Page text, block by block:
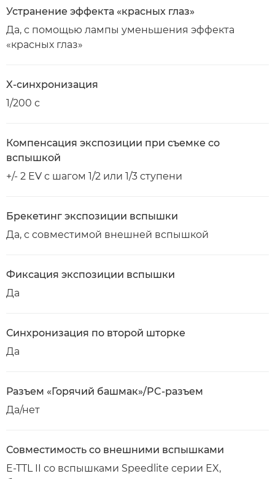
Устранение эффекта «красных глаз»
Да, с помощью лампы уменьшения эффекта
«красных глаз»
X-синхронизация
1/200 с
Компенсация экспозиции при съемке со
вспышкой
+/- 2 EV с шагом 1/2 или 1/3 ступени
Брекетинг экспозиции вспышки
Да, с совместимой внешней вспышкой
Фиксация экспозиции вспышки
Да
Синхронизация по второй шторке
Да
Разъем «Горячий башмак»/PC-разъем
Да/нет
Совместимость со внешними вспышками
E-TTL II со вспышками Speedlite серии EX,